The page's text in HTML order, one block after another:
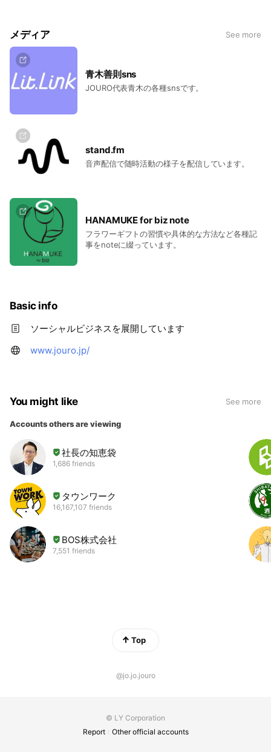
メディア See more
青木善則sns
JOURO代表青木の各種snsです。
stand.fm
音声配信で随時活動の様子を配信しています。
HANAMUKE for biz note
フラワーギフトの習慣や具体的な方法など各種記
事をnoteに綴っています。
Basic info
ソーシャルビジネスを展開しています
www.jouro.jp/
You might like See more
Accounts others are viewing
社長の知恵袋
1,686 friends
タウンワーク
16,167,107 friends
BOS株式会社
7,551 friends
Top
@jo.jo.jouro
© LY Corporation
Report
Other official accounts